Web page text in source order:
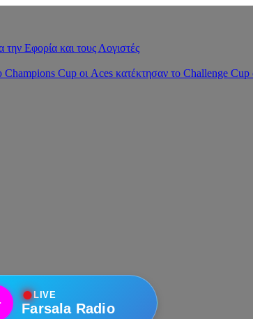
Εφορία και τους Λογιστές
Cup οι Aces κατέκτησαν το Challenge Cup
●LIVE
Farsala Radio